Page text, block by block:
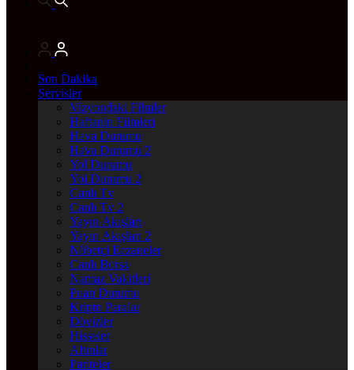
Son Dakika
Servisler
Vizyondaki Filmler
Haftanin Filmleri
Hava Durumu
Hava Durumu 2
Yol Durumu
Yol Durumu 2
Canlı Tv
Canlı Tv 2
Yayın Akışları
Yayın Akışları 2
Nöbetçi Eczaneler
Canlı Borsa
Namaz Vakitleri
Puan Durumu
Kripto Paralar
Dövizler
Hisseler
Altınlar
Pariteler